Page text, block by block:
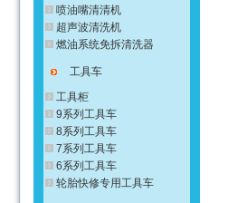
喷油嘴清清机
超声波清洗机
燃油系统免拆清洗器
工具车
工具柜
9系列工具车
8系列工具车
7系列工具车
6系列工具车
轮胎快修专用工具车